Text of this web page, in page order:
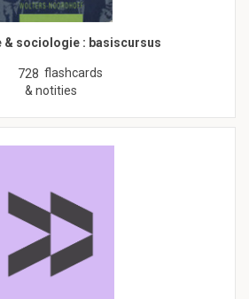
& sociologie : basiscursus
728 flashcards
& notities